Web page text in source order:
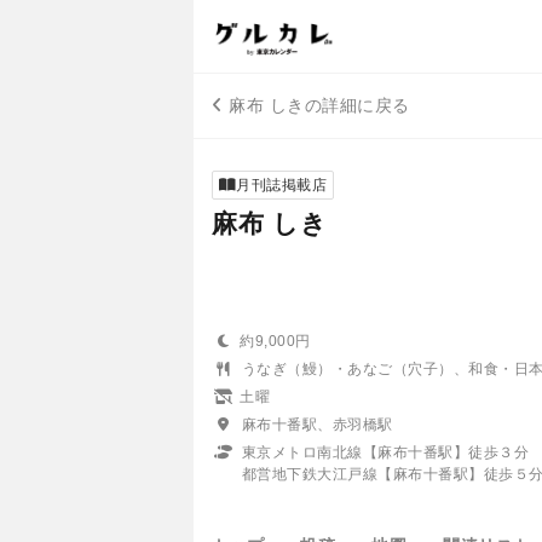
麻布 しきの詳細に戻る
月刊誌掲載店
麻布 しき
約9,000円
うなぎ（鰻）・あなご（穴子）、和食・日
土曜
麻布十番駅、赤羽橋駅
東京メトロ南北線【麻布十番駅】徒歩３分
都営地下鉄大江戸線【麻布十番駅】徒歩５分